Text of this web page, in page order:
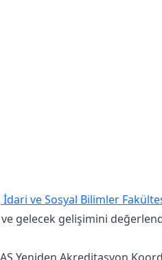
ve Sosyal Bilimler
gelecek gelişimini